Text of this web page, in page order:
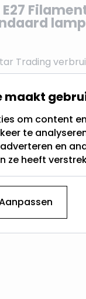
Trading
lichtkleur is
fitting
op 230Volt.
van deze
maakt
om content
te
en
ze heeft